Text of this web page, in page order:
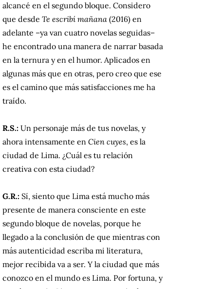
alcancé en el segundo bloque. Considero
que desde Te escribí mañana (2016) en
adelante –ya van cuatro novelas seguidas–
he encontrado una manera de narrar basada
en la ternura y en el humor. Aplicados en
algunas más que en otras, pero creo que ese
es el camino que más satisfacciones me ha
traído.
R.S.: Un personaje más de tus novelas, y
ahora intensamente en Cien cuyes, es la
ciudad de Lima. ¿Cuál es tu relación
creativa con esta ciudad?
G.R.: Sí, siento que Lima está mucho más
presente de manera consciente en este
segundo bloque de novelas, porque he
llegado a la conclusión de que mientras con
más autenticidad escriba mi literatura,
mejor recibida va a ser. Y la ciudad que más
conozco en el mundo es Lima. Por fortuna, y